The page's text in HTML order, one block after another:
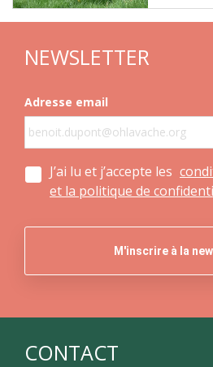
NEWSLETTER
Adresse email
J’ai lu et j’accepte les
et la politique de
CONTACT